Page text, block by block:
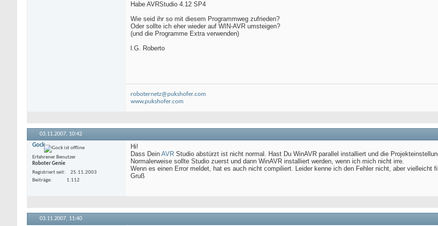
Habe AVRStudio 4.12 SP4
Wie seid ihr so mit diesem Programmweg zufrieden?
Oder sollte ich eher wieder auf WIN-AVR umsteigen?
(und die Programme Extra verwenden)
l.G. Roberto
roboternetz@pukshofer.com
www.pukshofer.com
03.11.2007, 10:42
Gock
Erfahrener Benutzer
Roboter Genie
Registriert seit
25.11.2003
Beiträge
1.112
Hi!
Dass Dein AVR Studio abstürzt ist nicht normal. Hast Du WinAVR parallel installiert und die
Normalerweise sollte Studio zuerst und dann WinAVR installiert werden, wenn ich mich nicht irre.
Wenn es einen Error meldet, hat es auch nicht compiliert. Leider kenne ich den Fehler nicht, aber vielleicht
Gruß
03.11.2007, 11:40